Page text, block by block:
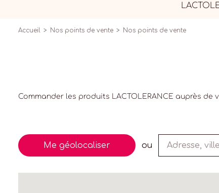
Accueil Nos points de vente Nos points de vente
Commander les produits LACTOLERANCE auprès
Me géolocaliser ou